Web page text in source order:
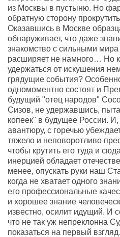
из Москвы в пустыню. Но
обратную сторону
Оказавшись в Москве
обнаруживает, что даже
знакомство с сильными мира
расширяет не намного… Но
удержаться от искушения
грядущие события?
одномоментно состоят и
будущий "отец народов"
Сизов, не удержавшись,
копеек" в будущее России.
авантюру, с горечью
тяжело и неповоротливо
чтобы крутить его туда и
инерцией обладает
менее, опускать руки наш
когда не хватает одного
его профессиональные
и хорошее знание
известно, осилит идущий. И
что не так уж непреклонна
показаться на первый